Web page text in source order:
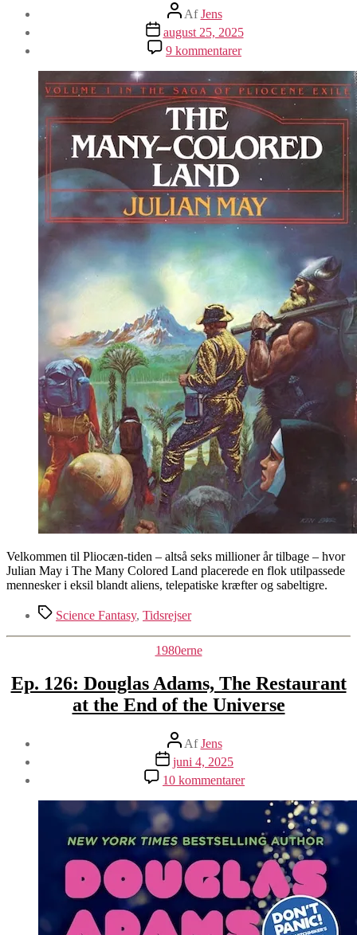
Indlægsforfatter
AfJens
Indlægsdato
august 25, 2025
9 kommentarertil
Ep.
128:
Julian
May,
The
Many
Colored
Land
Velkommen til Pliocæn-tiden – altså seks millioner år tilbage – hvor
Julian May i The Many Colored Land placerede en flok utilpassede
mennesker i eksil blandt aliens, telepatiske kræfter og sabeltigre.
TagsScience Fantasy, Tidsrejser
Kategorier
1980erne
Ep. 126: Douglas Adams, The Restaurant
at the End of the Universe
Indlægsforfatter
AfJens
Indlægsdato
juni 4, 2025
10 kommentarertil
Ep.
126:
Douglas
Adams,
The
Restaurant
at
the
End